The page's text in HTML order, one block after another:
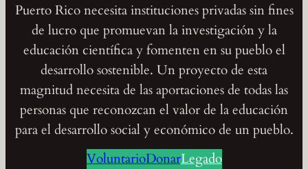
Puerto Rico necesita instituciones privadas sin fines
de lucro que promuevan la investigación y la
educación científica y fomenten en su pueblo el
desarrollo sostenible. Un proyecto de esta
magnitud necesita de las aportaciones de todas las
personas que reconozcan el valor de la educación
para el desarrollo social y económico de un pueblo.
VoluntarioDonarLegado